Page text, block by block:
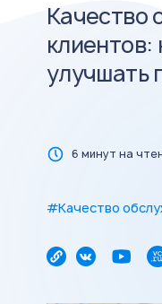
Качество
клиентов:
улучшать
6 минут на
#Качество